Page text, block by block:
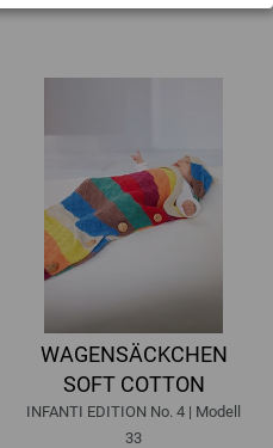
WAGENSÄCKCHEN
SOFT COTTON
INFANTI EDITION No. 4 | Modell
33